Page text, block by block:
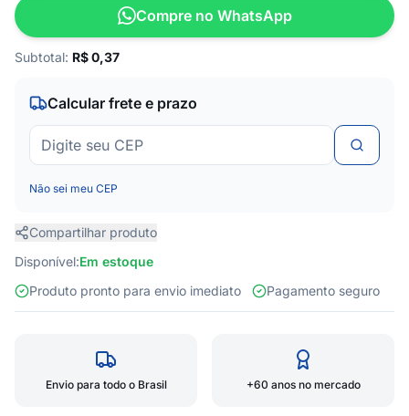
Compre no WhatsApp
Subtotal: R$0,37
Calcular frete e prazo
Não sei meu CEP
Compartilhar produto
Disponível:Em estoque
Produto pronto para envio imediato
Pagamento seguro
Envio para todo o Brasil +60 anos no mercado